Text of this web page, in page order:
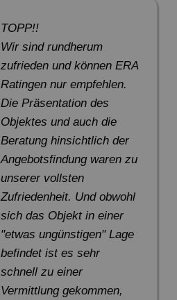
TOPP!!
Wir sind rundherum
zufrieden und können ERA
Ratingen nur empfehlen.
Die Präsentation des
Objektes und auch die
Beratung hinsichtlich der
Angebotsfindung waren zu
unserer vollsten
Zufriedenheit. Und obwohl
sich das Objekt in einer
"etwas ungünstigen" Lage
befindet ist es sehr
schnell zu einer
Vermittlung gekommen,